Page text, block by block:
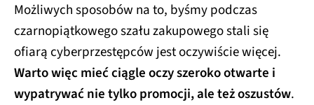
Możliwych sposobów na to, byśmy podczas
czarnopiątkowego szału zakupowego stali się
ofiarą cyberprzestępców jest oczywiście więcej.
Warto więc mieć ciągle oczy szeroko otwarte i
wypatrywać nie tylko promocji, ale też oszustów.